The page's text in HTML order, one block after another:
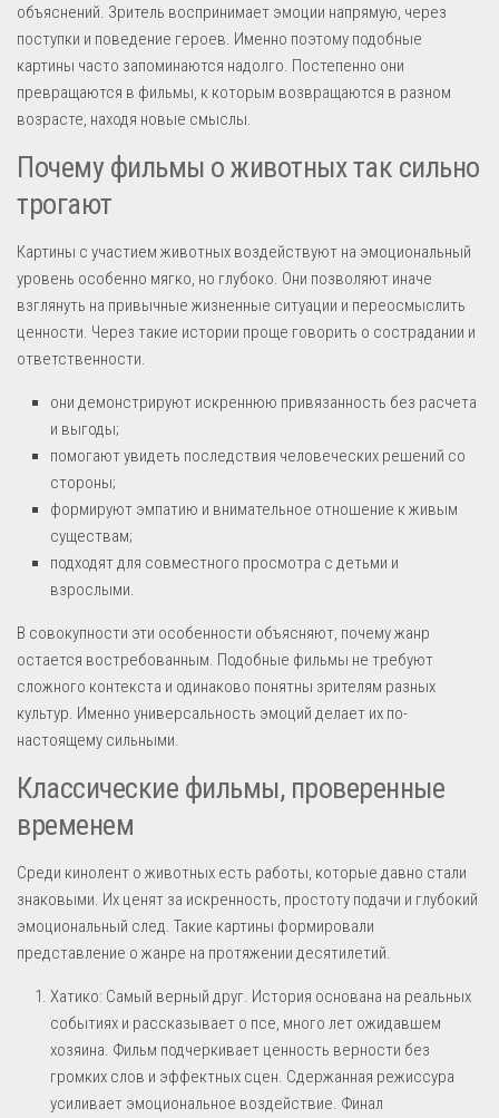
объяснений. Зритель воспринимает эмоции напрямую, через
поступки и поведение героев. Именно поэтому подобные
картины часто запоминаются надолго. Постепенно они
превращаются в фильмы, к которым возвращаются в разном
возрасте, находя новые смыслы.
Почему фильмы о животных так сильно
трогают
Картины с участием животных воздействуют на эмоциональный
уровень особенно мягко, но глубоко. Они позволяют иначе
взглянуть на привычные жизненные ситуации и переосмыслить
ценности. Через такие истории проще говорить о сострадании и
ответственности.
они демонстрируют искреннюю привязанность без расчета
и выгоды;
помогают увидеть последствия человеческих решений со
стороны;
формируют эмпатию и внимательное отношение к живым
существам;
подходят для совместного просмотра с детьми и
взрослыми.
В совокупности эти особенности объясняют, почему жанр
остается востребованным. Подобные фильмы не требуют
сложного контекста и одинаково понятны зрителям разных
культур. Именно универсальность эмоций делает их по-
настоящему сильными.
Классические фильмы, проверенные
временем
Среди кинолент о животных есть работы, которые давно стали
знаковыми. Их ценят за искренность, простоту подачи и глубокий
эмоциональный след. Такие картины формировали
представление о жанре на протяжении десятилетий.
Хатико: Самый верный друг. История основана на реальных
событиях и рассказывает о псе, много лет ожидавшем
хозяина. Фильм подчеркивает ценность верности без
громких слов и эффектных сцен. Сдержанная режиссура
усиливает эмоциональное воздействие. Финал